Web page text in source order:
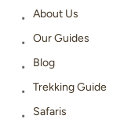
About Us
Our Guides
Blog
Trekking Guide
Safaris